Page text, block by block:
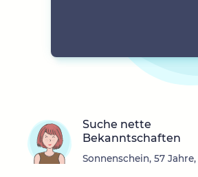
Suche nette
Bekanntschaften
Sonnenschein, 57